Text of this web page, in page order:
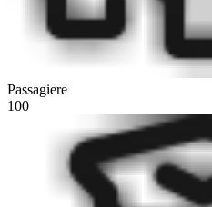
Passagiere
100